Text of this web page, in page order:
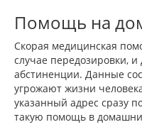
Помощь на
Скорая медицинская
случае передозировки, и
абстиненции. Данные
угрожают жизни
указанный адрес сразу
такую помощь в